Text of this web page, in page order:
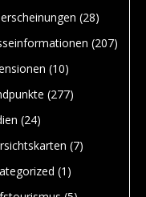
(28)
(207)
(10)
(277)
(24)
(7)
(1)